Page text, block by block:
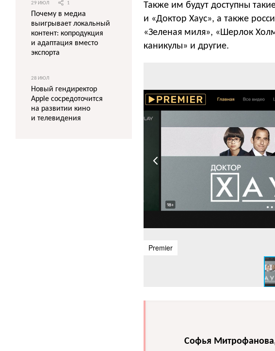
Также им будут доступны
и «Доктор Хаус», а также
«Зеленая миля», «Шерлок
каникулы» и другие.
Premier
Софья
29 ИЮЛ 1
Почему в медиа
выигрывает локальный
контент: копродукция
и адаптация вместо
экспорта
28 ИЮЛ
Новый гендиректор
Apple сосредоточится
на развитии кино
и телевидения